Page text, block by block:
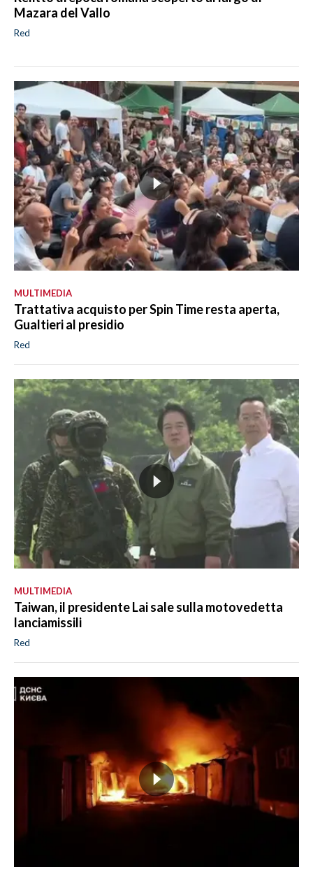
Mazara del Vallo
Red
MULTIMEDIA
Trattativa acquisto per Spin Time resta aperta,
Gualtieri al presidio
Red
MULTIMEDIA
Taiwan, il presidente Lai sale sulla motovedetta
lanciamissili
Red